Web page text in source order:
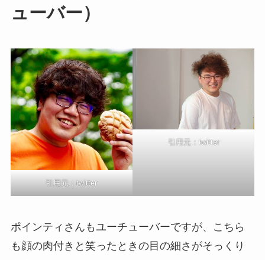
ューバー）
引用元：twitter
引用元：twitter
ポインティさんもユーチューバーですが、こちら
も顔の肉付きと笑ったときの目の細さがそっくり